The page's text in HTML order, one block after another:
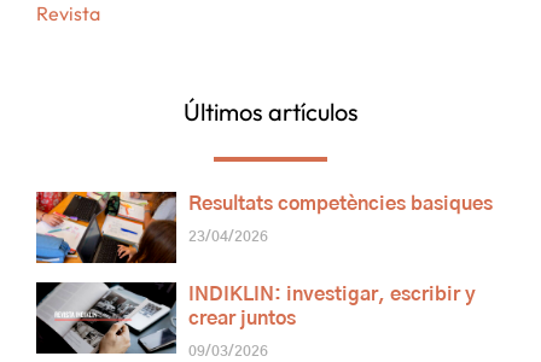
Revista
Últimos artículos
Resultats competències basiques
23/04/2026
INDIKLIN: investigar, escribir y
crear juntos
09/03/2026